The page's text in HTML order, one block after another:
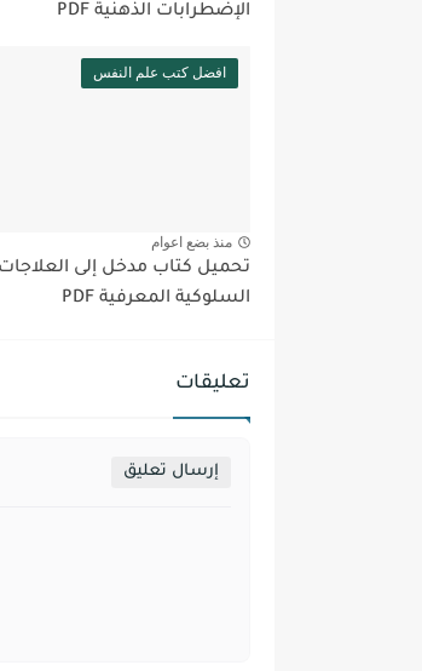
الإضطرابات الذهنية PDF
افضل كتب علم النفس
منذ بضع اعوام
تحميل كتاب مدخل إلى العلاجات
السلوكية المعرفية PDF
تعليقات
إرسال تعليق